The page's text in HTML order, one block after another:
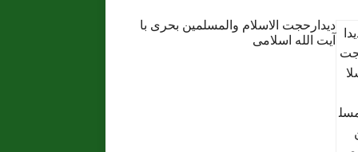
دیدارحجت الاسلام والمسلمین بحری با
آیت الله اسلامی